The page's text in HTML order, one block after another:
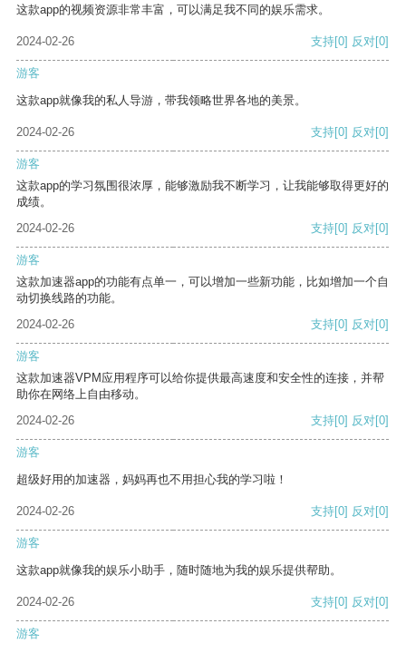
这款app的视频资源非常丰富，可以满足我不同的娱乐需求。
2024-02-26 支持[0] 反对[0]
游客
这款app就像我的私人导游，带我领略世界各地的美景。
2024-02-26 支持[0] 反对[0]
游客
这款app的学习氛围很浓厚，能够激励我不断学习，让我能够取得更好的
成绩。
2024-02-26
支持[0] 反对[0]
游客
这款加速器app的功能有点单一，可以增加一些新功能，比如增加一个自
动切换线路的功能。
2024-02-26
支持[0] 反对[0]
游客
这款加速器VPM应用程序可以给你提供最高速度和安全性的连接，并帮
助你在网络上自由移动。
2024-02-26
支持[0] 反对[0]
游客
超级好用的加速器，妈妈再也不用担心我的学习啦！
2024-02-26 支持[0] 反对[0]
游客
这款app就像我的娱乐小助手，随时随地为我的娱乐提供帮助。
2024-02-26 支持[0] 反对[0]
游客